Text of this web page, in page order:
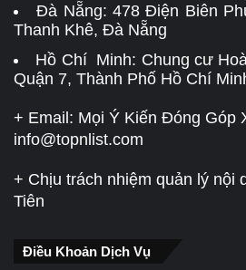
Đà Nẵng:478 Điện Biên
Thanh Khê, Đà Nẵng
Hồ Chí Minh: Chung cư
Quận 7, Thành Phố Hồ Chí
+ Email: Mọi Ý Kiến Đóng Góp
info@topnlist.com
+ Chịu trách nhiệm quản lý nội
Tiên
Điều Khoản Dịch Vụ